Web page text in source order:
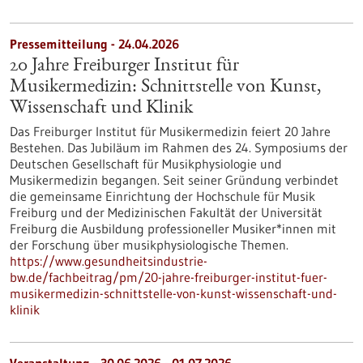
Pressemitteilung - 24.04.2026
20 Jahre Freiburger Institut für
Musikermedizin: Schnittstelle von Kunst,
Wissenschaft und Klinik
Das Freiburger Institut für Musikermedizin feiert 20 Jahre
Bestehen. Das Jubiläum im Rahmen des 24. Symposiums der
Deutschen Gesellschaft für Musikphysiologie und
Musikermedizin begangen. Seit seiner Gründung verbindet
die gemeinsame Einrichtung der Hochschule für Musik
Freiburg und der Medizinischen Fakultät der Universität
Freiburg die Ausbildung professioneller Musiker*innen mit
der Forschung über musikphysiologische Themen.
https://www.gesundheitsindustrie-
bw.de/fachbeitrag/pm/20-jahre-freiburger-institut-fuer-
musikermedizin-schnittstelle-von-kunst-wissenschaft-und-
klinik